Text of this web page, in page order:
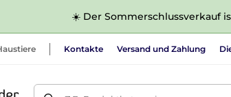
☀️ Der Sommerschlussverkauf
Kontakte Versand und Zahlung